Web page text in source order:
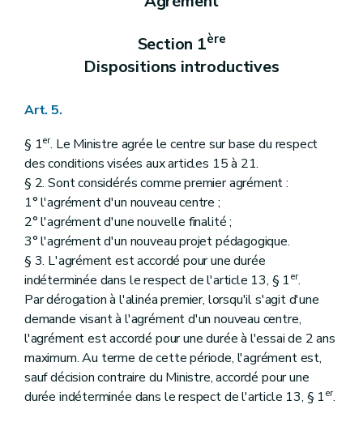
Section 1ère
Dispositions introductives
Art. 5.
§ 1er. Le Ministre agrée le centre sur base du respect
des conditions visées aux articles 15 à 21.
§ 2. Sont considérés comme premier agrément :
1° l'agrément d'un nouveau centre ;
2° l'agrément d'une nouvelle finalité ;
3° l'agrément d'un nouveau projet pédagogique.
§ 3. L'agrément est accordé pour une durée
indéterminée dans le respect de l'article 13, § 1er.
Par dérogation à l'alinéa premier, lorsqu'il s'agit d'une
demande visant à l'agrément d'un nouveau centre,
l'agrément est accordé pour une durée à l'essai de 2 ans
maximum. Au terme de cette période, l'agrément est,
sauf décision contraire du Ministre, accordé pour une
durée indéterminée dans le respect de l'article 13, § 1er.